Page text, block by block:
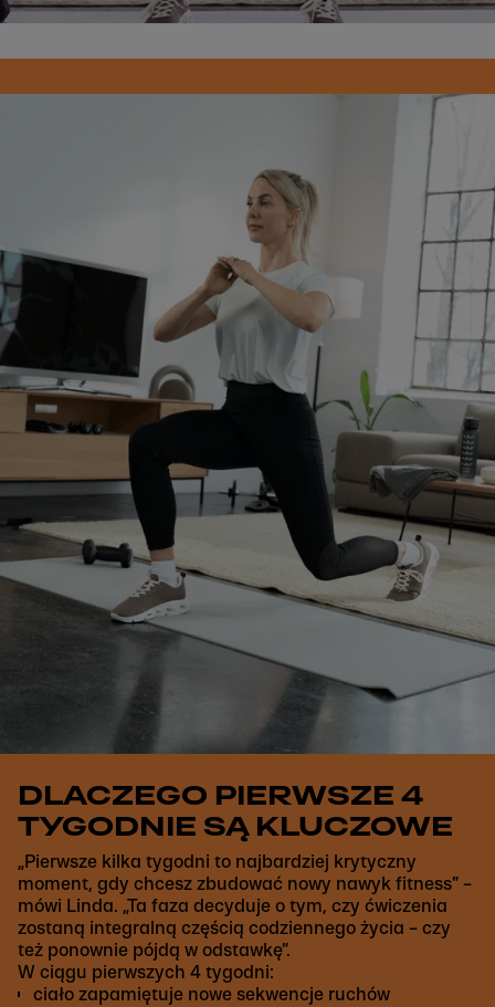
DLACZEGO PIERWSZE 4
TYGODNIE SĄ KLUCZOWE
„Pierwsze kilka tygodni to najbardziej krytyczny
moment, gdy chcesz zbudować nowy nawyk fitness” –
mówi Linda. „Ta faza decyduje o tym, czy ćwiczenia
zostaną integralną częścią codziennego życia – czy
też ponownie pójdą w odstawkę”.
W ciągu pierwszych 4 tygodni:
ciało zapamiętuje nowe sekwencje ruchów